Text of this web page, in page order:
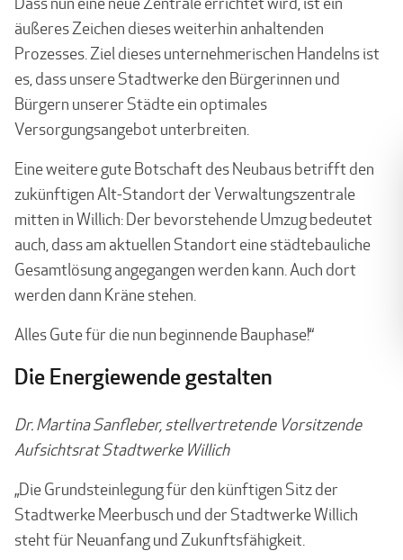
äußeres Zeichen dieses weiterhin anhal­tenden
Prozesses. Ziel dieses unternehmerischen Handelns ist
es, dass unsere Stadtwerke den Bürgerinnen und
Bürgern unserer Städte ein optimales
Versorgungsangebot unter­breiten.
Eine weitere gute Botschaft des Neubaus betrifft den
zukünftigen Alt-Standort der Verwal­tungszentrale
mitten in Willich: Der bevorstehende Umzug bedeutet
auch, dass am aktu­ellen Standort eine städtebauliche
Gesamtlösung angegangen werden kann. Auch dort
werden dann Kräne stehen.
Alles Gute für die nun beginnende Bauphase!“
Die Energiewende gestalten
Dr. Martina Sanfleber, stellvertretende Vorsitzende
Aufsichtsrat Stadtwerke Willich
„Die Grundsteinlegung für den künftigen Sitz der
Stadtwerke Meerbusch und der Stadt­werke Willich
steht für Neuanfang und Zukunftsfähigkeit.